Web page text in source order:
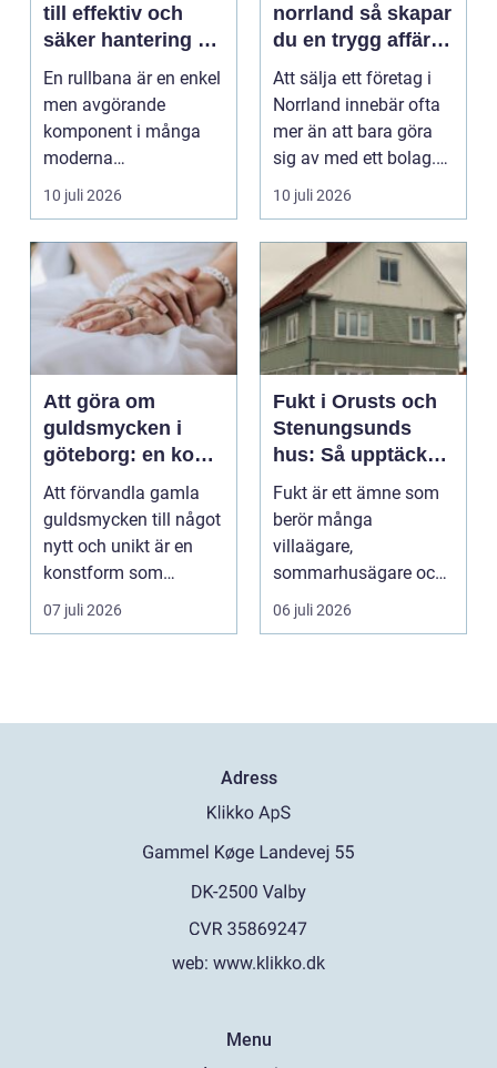
till effektiv och
säker hantering av
gods
En rullbana är en enkel
men avgörande
komponent i många
moderna
verksamheter. Den
används för att fl...
10 juli 2026
norrland så skapar
du en trygg affär
från start till mål
Att sälja ett företag i
Norrland innebär ofta
mer än att bara göra
sig av med ett bolag.
För många ä...
10 juli 2026
Att göra om
guldsmycken i
göteborg: en konst
att förnya det
gamla
Att förvandla gamla
guldsmycken till något
nytt och unikt är en
konstform som
kombinerar
traditionel...
07 juli 2026
Fukt i Orusts och
Stenungsunds
hus: Så upptäcker
och åtgärdar du
problemet
Fukt är ett ämne som
berör många
villaägare,
sommarhusägare och
bosta...
06 juli 2026
Adress
web: www.klikko.dk
Menu